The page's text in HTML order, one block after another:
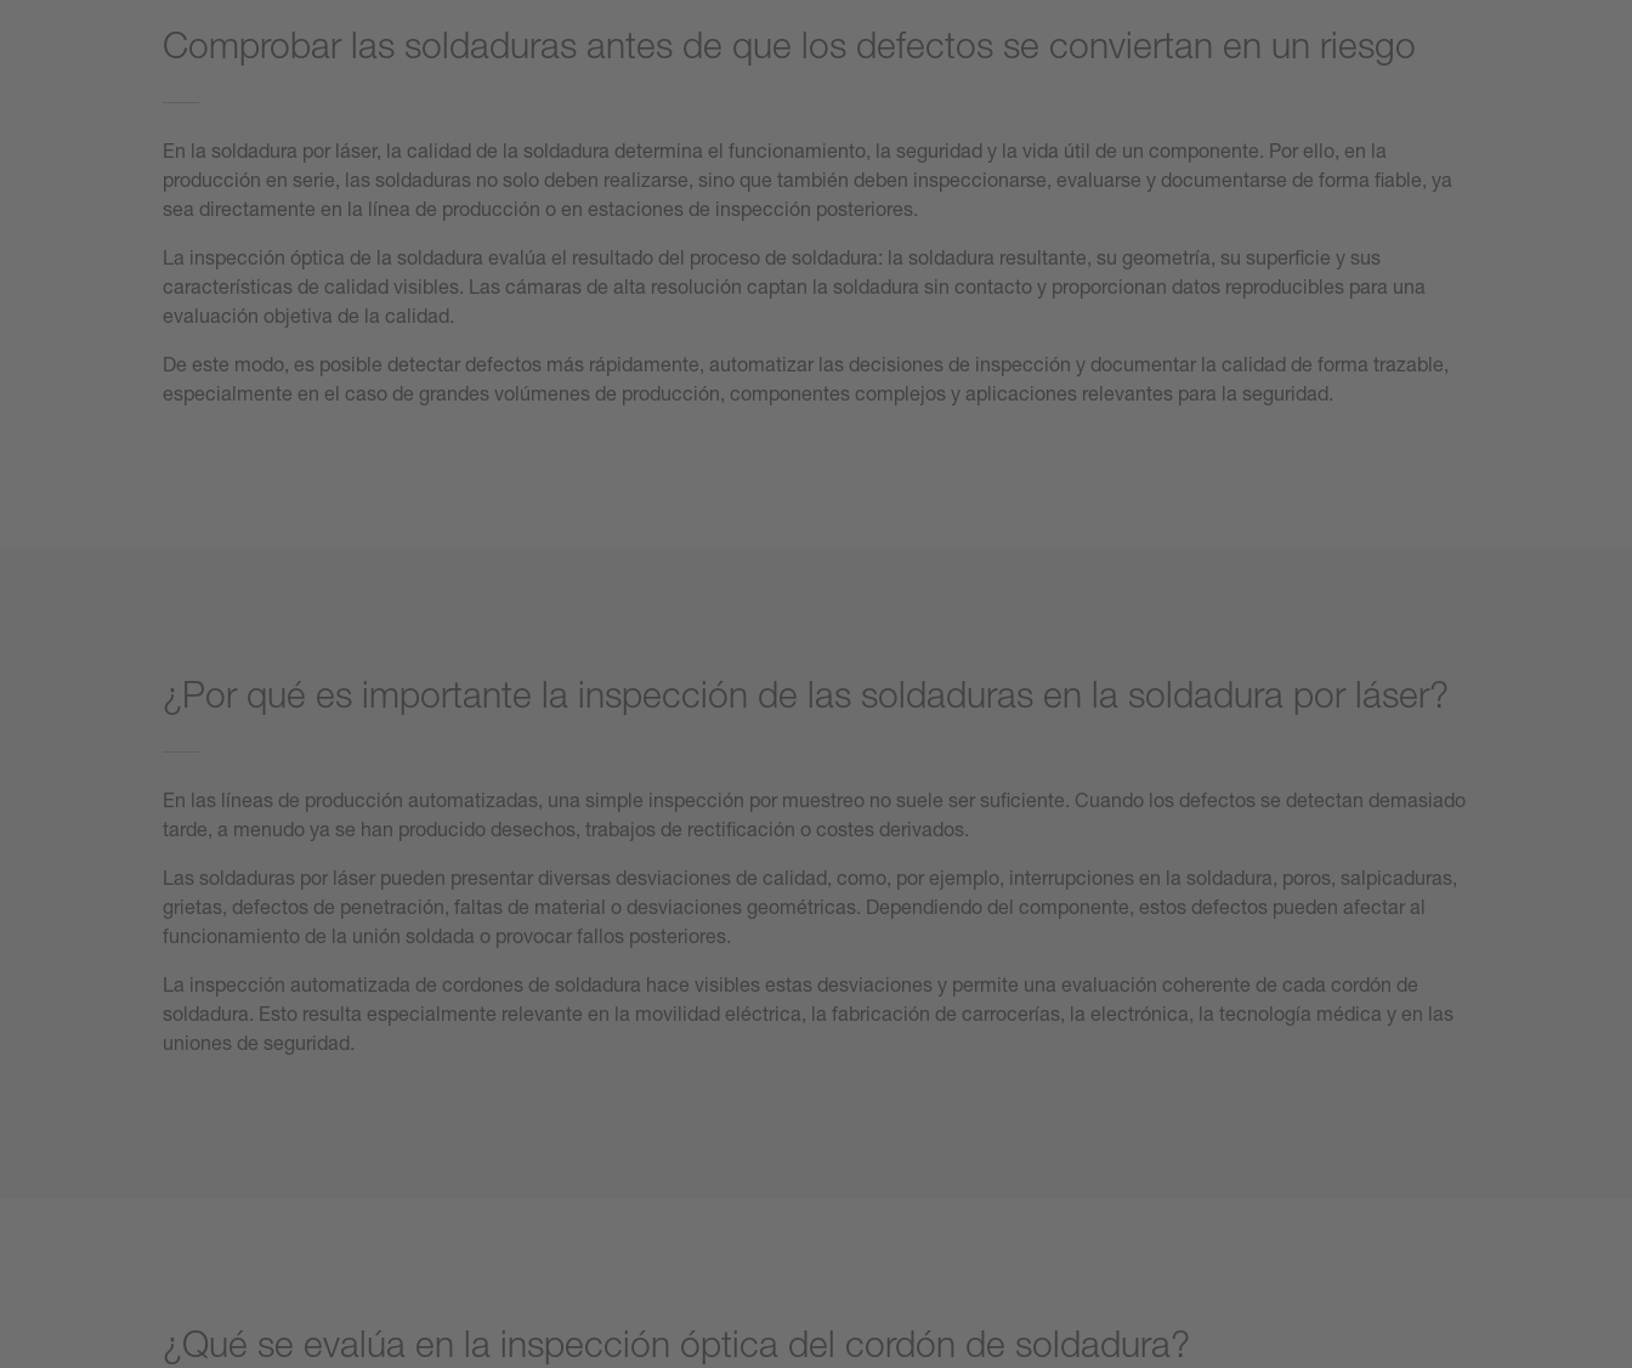
Comprobar las soldaduras antes de que los defectos se conviertan en un riesgo
En la soldadura por láser, la calidad de la soldadura determina el funcionamiento, la seguridad y la vida útil de un componente. Por ello, en la
producción en serie, las soldaduras no solo deben realizarse, sino que también deben inspeccionarse, evaluarse y documentarse de forma fiable, ya
sea directamente en la línea de producción o en estaciones de inspección posteriores.
La inspección óptica de la soldadura evalúa el resultado del proceso de soldadura: la soldadura resultante, su geometría, su superficie y sus
características de calidad visibles. Las cámaras de alta resolución captan la soldadura sin contacto y proporcionan datos reproducibles para una
evaluación objetiva de la calidad.
De este modo, es posible detectar defectos más rápidamente, automatizar las decisiones de inspección y documentar la calidad de forma trazable,
especialmente en el caso de grandes volúmenes de producción, componentes complejos y aplicaciones relevantes para la seguridad.
¿Por qué es importante la inspección de las soldaduras en la soldadura por láser?
En las líneas de producción automatizadas, una simple inspección por muestreo no suele ser suficiente. Cuando los defectos se detectan demasiado
tarde, a menudo ya se han producido desechos, trabajos de rectificación o costes derivados.
Las soldaduras por láser pueden presentar diversas desviaciones de calidad, como, por ejemplo, interrupciones en la soldadura, poros, salpicaduras,
grietas, defectos de penetración, faltas de material o desviaciones geométricas. Dependiendo del componente, estos defectos pueden afectar al
funcionamiento de la unión soldada o provocar fallos posteriores.
La inspección automatizada de cordones de soldadura hace visibles estas desviaciones y permite una evaluación coherente de cada cordón de
soldadura. Esto resulta especialmente relevante en la movilidad eléctrica, la fabricación de carrocerías, la electrónica, la tecnología médica y en las
uniones de seguridad.
¿Qué se evalúa en la inspección óptica del cordón de soldadura?